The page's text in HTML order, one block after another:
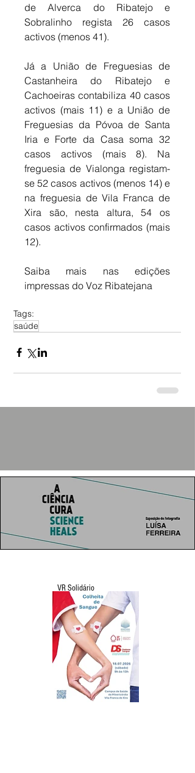
de Alverca do Ribatejo e
Sobralinho regista 26 casos
activos (menos 41).
Já a União de Freguesias de
Castanheira do Ribatejo e
Cachoeiras contabiliza 40 casos
activos (mais 11) e a União de
Freguesias da Póvoa de Santa
Iria e Forte da Casa soma 32
casos activos (mais 8). Na
freguesia de Vialonga registam-
se 52 casos activos (menos 14) e
na freguesia de Vila Franca de
Xira são, nesta altura, 54 os
casos activos confirmados (mais
12).
Saiba mais nas edições
impressas do Voz Ribatejana
Tags:
saúde
VR Solidário